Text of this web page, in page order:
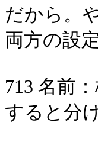
だから。
両方の設
713 名前
すると分